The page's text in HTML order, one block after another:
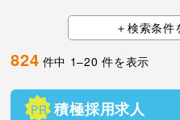
検索条件
824 件中 1–20 件を表示
PR 積極採用求人